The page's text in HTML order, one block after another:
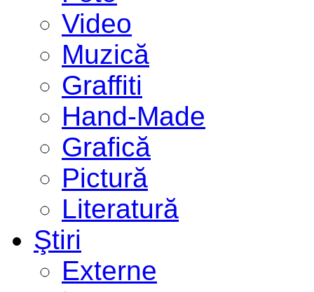
Video
Muzică
Graffiti
Hand-Made
Grafică
Pictură
Literatură
Ştiri
Externe